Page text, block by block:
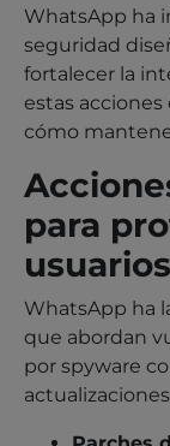
WhatsApp ha
seguridad
fortalecer la
estas
cómo
para
usuarios
WhatsApp ha
que abordan
por spyware